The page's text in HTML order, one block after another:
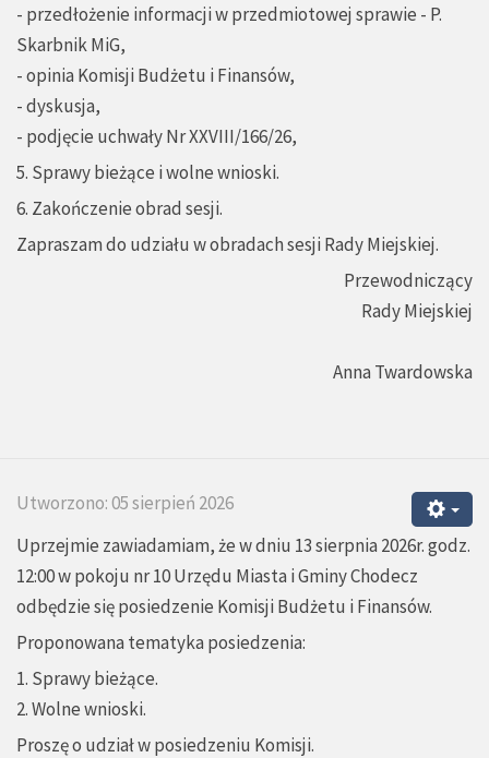
- przedłożenie informacji w przedmiotowej sprawie - P.
Skarbnik MiG,
- opinia Komisji Budżetu i Finansów,
- dyskusja,
- podjęcie uchwały Nr XXVIII/166/26,
5. Sprawy bieżące i wolne wnioski.
6. Zakończenie obrad sesji.
Zapraszam do udziału w obradach sesji Rady Miejskiej.
Przewodniczący
Rady Miejskiej
Anna Twardowska
Utworzono: 05 sierpień 2026
Uprzejmie zawiadamiam, że w dniu 13 sierpnia 2026r. godz.
12:00 w pokoju nr 10 Urzędu Miasta i Gminy Chodecz
odbędzie się posiedzenie Komisji Budżetu i Finansów.
Proponowana tematyka posiedzenia:
1. Sprawy bieżące.
2. Wolne wnioski.
Proszę o udział w posiedzeniu Komisji.